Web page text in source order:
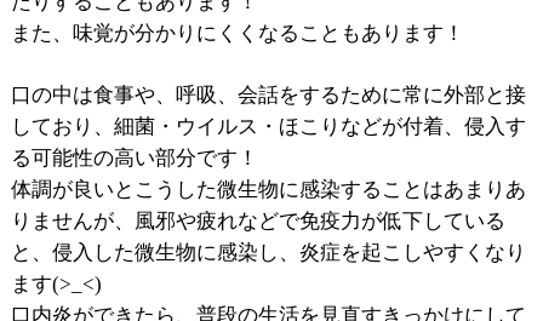
また、味覚が分かりにくくなることもあります！
口の中は食事や、呼吸、会話をするために常に外部と接
しており、細菌・ウイルス・ほこりなどが付着、侵入す
る可能性の高い部分です！
体調が良いとこうした微生物に感染することはあまりあ
りませんが、風邪や疲れなどで免疫力が低下している
と、侵入した微生物に感染し、炎症を起こしやすくなり
ます(>_<)
口内炎ができたら、普段の生活を見直すきっかけにして